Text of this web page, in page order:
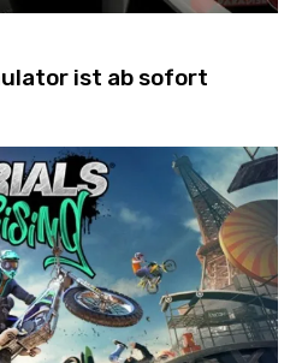
ist ab sofort